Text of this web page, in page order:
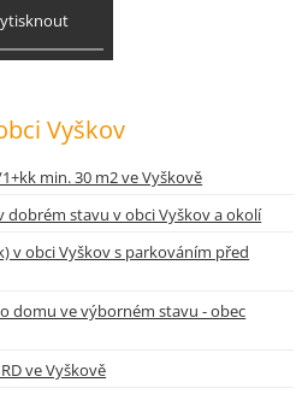
Vyškov
min. 30 m2 ve Vyškově
stavu v obci Vyškov a okolí
v obci Vyškov s parkováním před
domu ve výborném stavu - obec
ve Vyškově